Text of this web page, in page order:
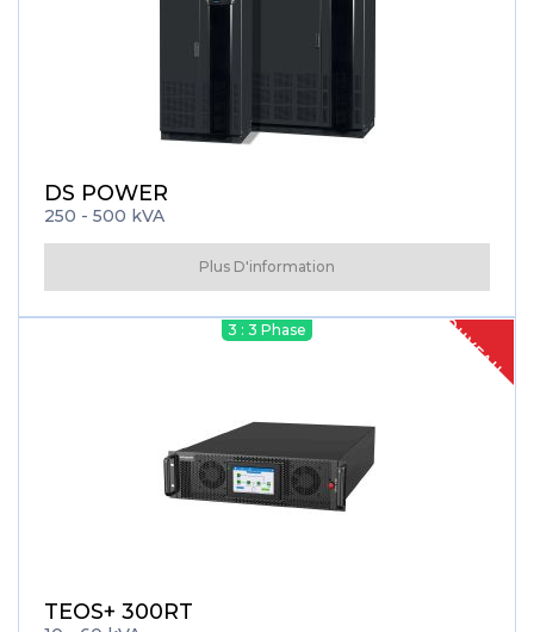
DS POWER
250 - 500 kVA
Plus D'information
NOUVEAU
3 : 3 Phase
TEOS+ 300RT